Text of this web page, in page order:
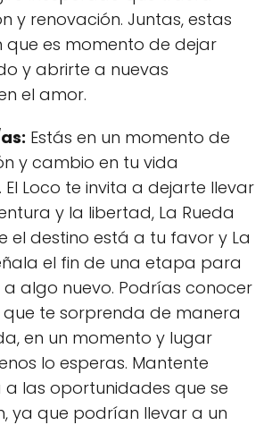
y renovación. Juntas, estas
es momento de dejar
y abrirte a nuevas
el amor.
Estás en un momento de
y cambio en tu vida
Loco te invita a dejarte llevar
y la libertad, La Rueda
el destino está a tu favor y La
el fin de una etapa para
algo nuevo. Podrías conocer
te sorprenda de manera
en un momento y lugar
lo esperas. Mantente
las oportunidades que se
ya que podrían llevar a un